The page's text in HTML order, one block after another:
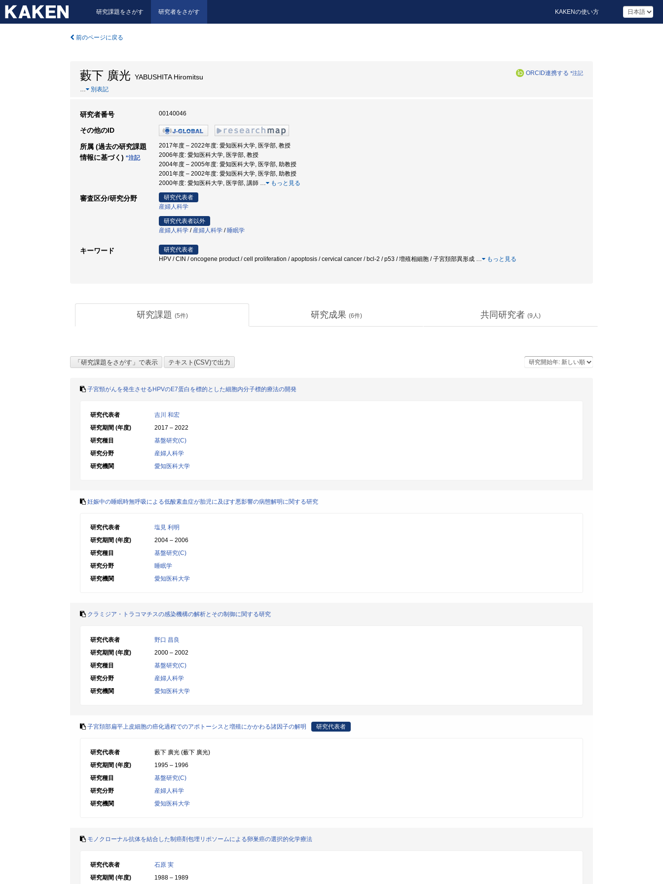
研究課題をさがす 研究者をさがす KAKENの使い方
前のページに戻る
藪下 廣光 YABUSHITA Hiromitsu ORCID連携する *注記
… 別表記
研究者番号 00140046
その他のID
所属 (過去の研究課題
情報に基づく) *注記
2017年度 – 2022年度: 愛知医科大学, 医学部, 教授
2006年度: 愛知医科大学, 医学部, 教授
2004年度 – 2005年度: 愛知医科大学, 医学部, 助教授
2001年度 – 2002年度: 愛知医科大学, 医学部, 助教授
2000年度: 愛知医科大学, 医学部, 講師 … もっと見る
審査区分/研究分野
研究代表者
産婦人科学
研究代表者以外
産婦人科学 / 産婦人科学 / 睡眠学
キーワード
研究代表者
HPV / CIN / oncogene product / cell proliferation / apoptosis / cervical cancer / bcl-2 / p53 / 増殖相細胞 / 子宮頚部異形成 … もっと見る
研究課題 (5件) 研究成果 (6件) 共同研究者 (9 人)
子宮頸がんを発生させるHPVのE7蛋白を標的とした細胞内分子標的療法の開発
研究代表者
吉川 和宏
研究期間 (年度)
2017 – 2022
研究種目
基盤研究(C)
研究分野
産婦人科学
研究機関
愛知医科大学
妊娠中の睡眠時無呼吸による低酸素血症が胎児に及ぼす悪影響の病態解明に関する研究
研究代表者
塩見 利明
研究期間 (年度)
2004 – 2006
研究種目
基盤研究(C)
研究分野
睡眠学
研究機関
愛知医科大学
クラミジア・トラコマチスの感染機構の解析とその制御に関する研究
研究代表者
野口 昌良
研究期間 (年度)
2000 – 2002
研究種目
基盤研究(C)
研究分野
産婦人科学
研究機関
愛知医科大学
子宮頚部扁平上皮細胞の癌化過程でのアポトーシスと増殖にかかわる諸因子の解明 研究代表者
研究代表者
藪下 廣光 (薮下 廣光)
研究期間 (年度)
1995 – 1996
研究種目
基盤研究(C)
研究分野
産婦人科学
研究機関
愛知医科大学
モノクローナル抗体を結合した制癌剤包埋リポソームによる卵巣癌の選択的化学療法
研究代表者
石原 実
研究期間 (年度)
1988 – 1989